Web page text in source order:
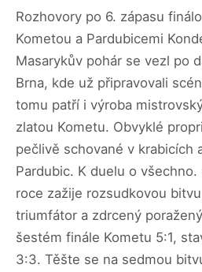
Rozhovory po 6. zápasu
Kometou a Pardubicemi
Masarykův pohár se vezl po
Brna, kde už připravovali
tomu patří i výroba
zlatou Kometu. Obvyklé
pečlivě schované v krabicích
Pardubic. K duelu o všechno.
roce zažije rozsudkovou
triumfátor a zdrcený
šestém finále Kometu 5:1,
3:3. Těšte se na sedmou